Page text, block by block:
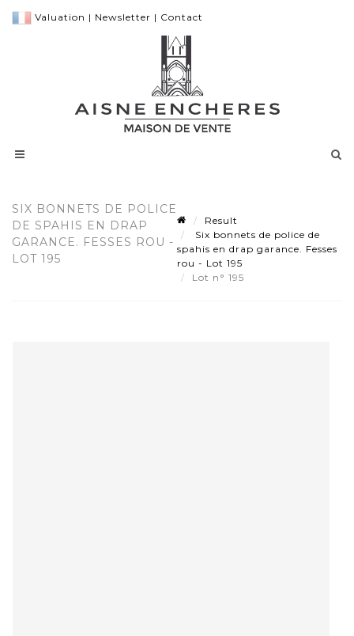
Valuation | Newsletter | Contact
SIX BONNETS DE POLICE
DE SPAHIS EN DRAP
GARANCE. FESSES ROU -
LOT 195
Result
Six bonnets de police de
spahis en drap garance. Fesses
rou - Lot 195
Lot n° 195